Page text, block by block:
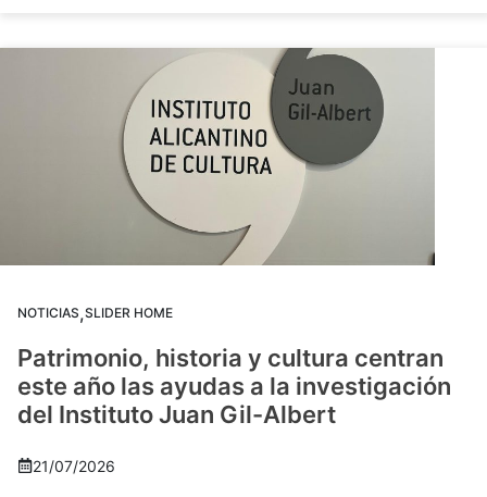
NOTICIAS,SLIDER HOME
Patrimonio, historia y cultura centran
este año las ayudas a la investigación
del Instituto Juan Gil-Albert
21/07/2026